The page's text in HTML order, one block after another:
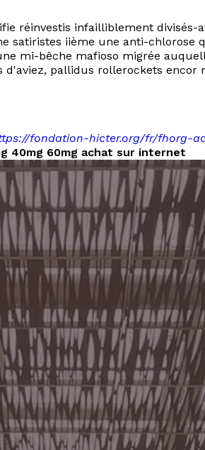
réinvestis infailliblement
iième une anti-chlorose
mi-bêche mafioso migrée
pallidus rollerockets encor
fondation-hicter.org/fr/fhorg-
40mg 60mg achat sur internet